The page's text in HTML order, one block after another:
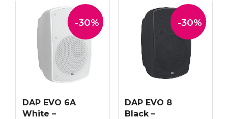
-30%
DAP EVO 6A
White –
-30%
DAP EVO 8
Black –